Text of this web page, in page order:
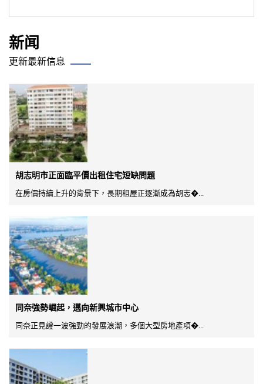
新闻
更新最新信息
胡志明市正面臨平價出租住宅短缺問題
在房價持續上升的背景下，長期租屋正逐漸成為胡志�...
同奈強勢崛起，邁向新興城市中心
同奈正見證一波強勁的發展浪潮，多個大型房地產項�...